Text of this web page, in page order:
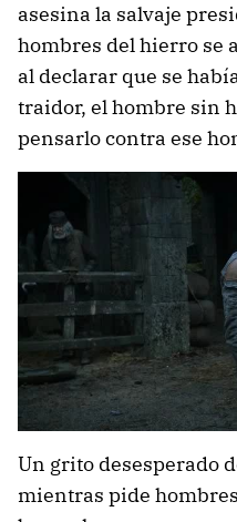
asesina la salvaje
hombres del hierro se
al declarar que se
traidor, el hombre sin
pensarlo contra ese
Un grito desesperado
mientras pide